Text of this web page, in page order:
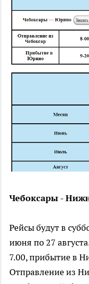
Чебоксары -
Рейсы будут в
июня по 27
7.00, прибытие в
Отправление из